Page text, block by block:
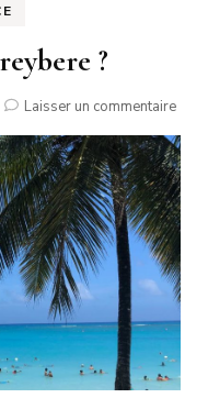
?
Laisser un commentairesur
faire
à
?